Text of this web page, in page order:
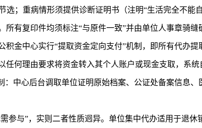
选；重病情形须提供诊断证明书（注明“生活完全不
有复印件均须标注“与原件一致”并由单位人事章骑缝
金中心实行“提取资金定向支付”机制，即所有代办
何理由要求将资金转入其个人账户或现金支取，系
中心后台调取单位证明原始档案、公证处备案信息
参与”，实则二者性质迥异。单位集中代办适用于退休